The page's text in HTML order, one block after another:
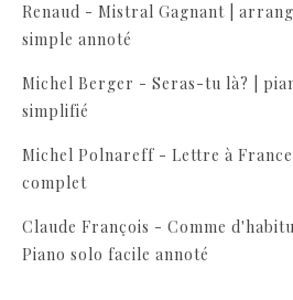
Renaud - Mistral Gagnant |
simple annoté
Michel Berger - Seras-tu là? |
simplifié
Michel Polnareff - Lettre à
complet
Claude François - Comme
Piano solo facile annoté